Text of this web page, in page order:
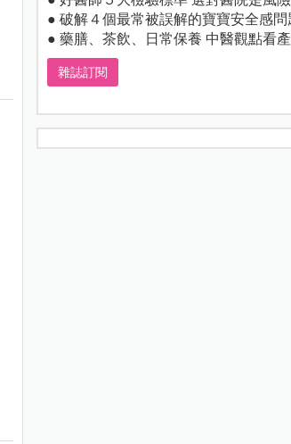
● 破解４個最常被誤解的寶寶安全感問
● 藥膳、茶飲、日常保養 中醫觀點看
雜誌訂閱